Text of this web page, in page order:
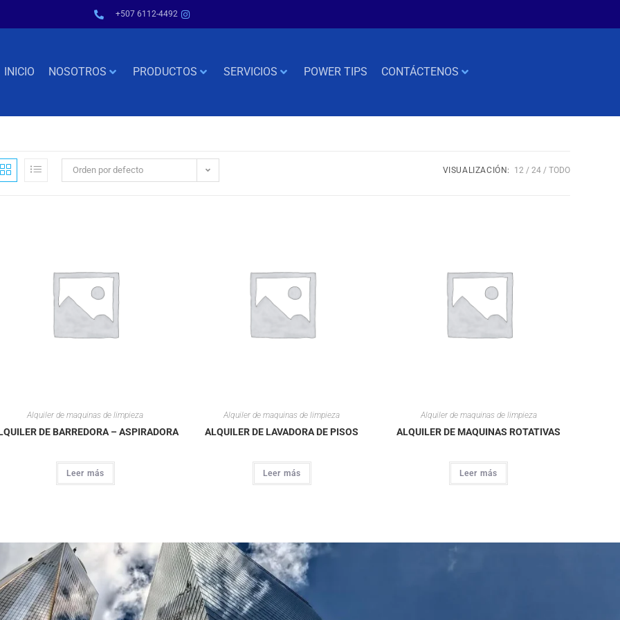
+507 6112-4492
INICIO NOSOTROS PRODUCTOS SERVICIOS POWER TIPS CONTÁCTENOS
Orden por defecto VISUALIZACIÓN: 12 24 TODO
Alquiler de maquinas de limpieza
DE BARREDORA – ASPIRADORA
Leer más
Alquiler de maquinas de limpieza
ALQUILER DE LAVADORA DE PISOS
Leer más
Alquiler de maquinas de limpieza
ALQUILER DE MAQUINAS ROTATIVAS
Leer más